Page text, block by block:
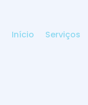
Início Serviços